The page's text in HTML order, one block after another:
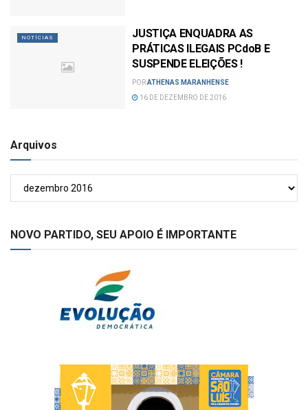
NOTÍCIAS
JUSTIÇA ENQUADRA AS
PRÁTICAS ILEGAIS PCdoB E
SUSPENDE ELEIÇÕES !
PORATHENAS MARANHENSE
16 DE DEZEMBRO DE 2016
Arquivos
NOVO PARTIDO, SEU APOIO É IMPORTANTE